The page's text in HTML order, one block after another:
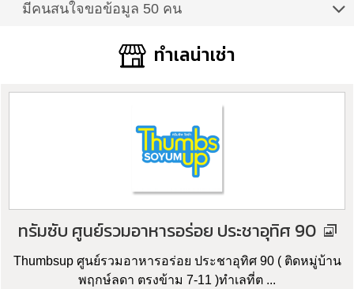
มีคนสนใจขอข้อมูล 50 คน
ทำเลน่าเช่า
ทรัมซับ ศูนย์รวมอาหารอร่อย ประชาอุทิศ 90
Thumbsup ศูนย์รวมอาหารอร่อย ประชาอุทิศ 90 ( ติดหมู่บ้าน
พฤกษ์ลดา ตรงข้าม 7-11 )ทำเลที่ต ...